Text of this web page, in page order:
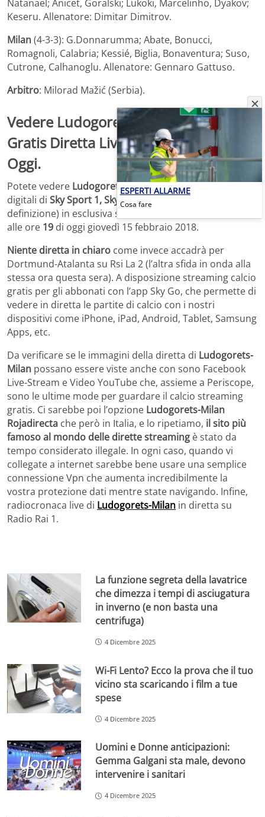
Natanael; Anicet, Goralski; Lukoki, Marcelinho, Dyakov;
Keseru. Allenatore: Dimitar Dimitrov.
Milan(4-3-3): G.Donnarumma; Abate, Bonucci,
Romagnoli, Calabria; Kessié, Biglia, Bonaventura; Suso,
Cutrone, Calhanoglu. Allenatore: Gennaro Gattuso.
Arbitro: Milorad Mažić (Serbia).
Vedere Ludogorets-Milan Streaming
Gratis Diretta Live Europa League
Oggi.
Potete vedere Ludogorets-Milanin direttasui canali
digitali di Sky Sport 1, Sky Calcio 4 e Sky Calcio 1
definizione) in esclusiva sul territorio italiano con inizio
alle ore 19 di oggi giovedì 15 febbraio 2018.
Niente diretta in chiaro come invece accadrà per
Dortmund-Atalanta su Rsi La 2 (l’altra sfida in onda alla
stessa ora questa sera). A disposizione streaming calcio
gratis per gli abbonati con l’app Sky Go, che permette di
vedere in diretta le partite di calcio con i nostri
dispositivi come iPhone, iPad, Android, Tablet, Samsung
Apps, etc.
Da verificare se le immagini della diretta di Ludogorets-
Milan possano essere viste anche con sono Facebook
Live-Stream e Video YouTube che, assieme a Periscope,
sono le ultime mode per guardare il calcio streaming
gratis. Ci sarebbe poi l’opzione Ludogorets-Milan
Rojadirecta che però in Italia, e lo ripetiamo, il sito più
famoso al mondo delle dirette streaming è stato da
tempo considerato illegale. In ogni caso, quando vi
collegate a internet sarebbe bene usare una semplice
connessione Vpn che aumenta incredibilmente la
vostra protezione dati mentre state navigando. Infine,
radiocronaca live di Ludogorets-Milan in diretta su
Radio Rai 1.
La funzione segreta della lavatrice
che dimezza i tempi di asciugatura
in inverno (e non basta una
centrifuga)
4 Dicembre 2025
Wi-Fi Lento? Ecco la prova che il tuo
vicino sta scaricando i film a tue
spese
4 Dicembre 2025
Uomini e Donne anticipazioni:
Gemma Galgani sta male, devono
intervenire i sanitari
4 Dicembre 2025
ESPERTI ALLARME
Cosa fare